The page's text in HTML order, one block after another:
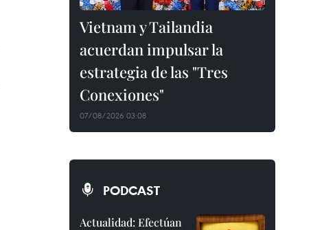
Vietnam y Tailandia
acuerdan impulsar la
estrategia de las "Tres
Conexiones"
07/08/2026 03:08
PODCAST
Actualidad: Efectúan